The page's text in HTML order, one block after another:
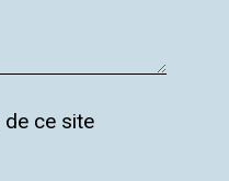
de ce site